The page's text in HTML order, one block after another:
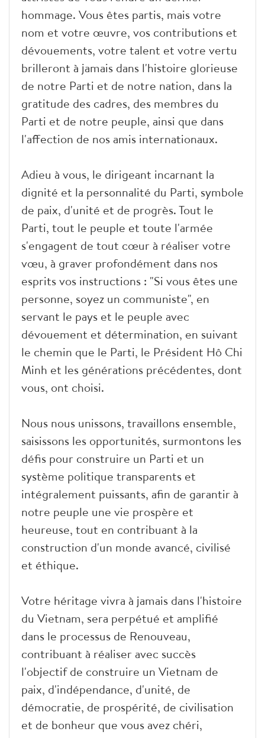
hommage. Vous êtes partis, mais votre
nom et votre œuvre, vos contributions et
dévouements, votre talent et votre vertu
brilleront à jamais dans l'histoire glorieuse
de notre Parti et de notre nation, dans la
gratitude des cadres, des membres du
Parti et de notre peuple, ainsi que dans
l'affection de nos amis internationaux.
Adieu à vous, le dirigeant incarnant la
dignité et la personnalité du Parti, symbole
de paix, d'unité et de progrès. Tout le
Parti, tout le peuple et toute l'armée
s'engagent de tout cœur à réaliser votre
vœu, à graver profondément dans nos
esprits vos instructions : "Si vous êtes une
personne, soyez un communiste", en
servant le pays et le peuple avec
dévouement et détermination, en suivant
le chemin que le Parti, le Président Hô Chi
Minh et les générations précédentes, dont
vous, ont choisi.
Nous nous unissons, travaillons ensemble,
saisissons les opportunités, surmontons les
défis pour construire un Parti et un
système politique transparents et
intégralement puissants, afin de garantir à
notre peuple une vie prospère et
heureuse, tout en contribuant à la
construction d'un monde avancé, civilisé
et éthique.
Votre héritage vivra à jamais dans l'histoire
du Vietnam, sera perpétué et amplifié
dans le processus de Renouveau,
contribuant à réaliser avec succès
l'objectif de construire un Vietnam de
paix, d'indépendance, d'unité, de
démocratie, de prospérité, de civilisation
et de bonheur que vous avez chéri,